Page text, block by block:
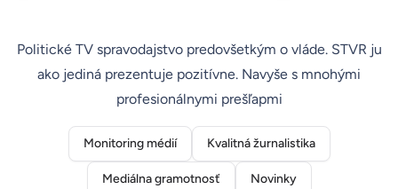
Politické TV spravodajstvo predovšetkým o vláde. STVR ju
ako jediná prezentuje pozitívne. Navyše s mnohými
profesionálnymi prešľapmi
Monitoring médií Kvalitná žurnalistika
Mediálna gramotnosť Novinky